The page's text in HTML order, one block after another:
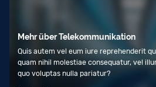
Mehr über Tele­kommunikation
Quis autem vel eum iure reprehenderit
quam nihil molestiae consequatur, vel
quo voluptas nulla pariatur?